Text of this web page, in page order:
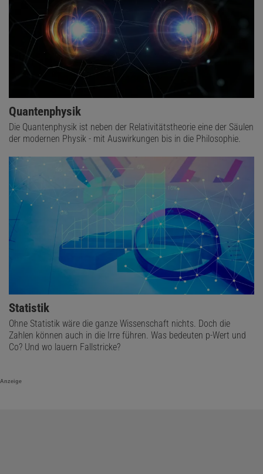
Quantenphysik
Die Quantenphysik ist neben der Relativitätstheorie eine der Säulen
der modernen Physik - mit Auswirkungen bis in die Philosophie.
Statistik
Ohne Statistik wäre die ganze Wissenschaft nichts. Doch die
Zahlen können auch in die Irre führen. Was bedeuten p-Wert und
Co? Und wo lauern Fallstricke?
Anzeige